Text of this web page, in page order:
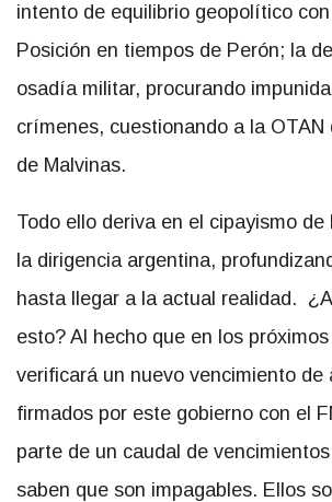
intento de equilibrio geopolítico
Posición en tiempos de Perón; la
osadía militar, procurando
crímenes, cuestionando a la OTAN
de Malvinas.
Todo ello deriva en el cipayismo
la dirigencia argentina,
hasta llegar a la actual realidad.
esto? Al hecho que en los
verificará un nuevo vencimiento de
firmados por este gobierno con el
parte de un caudal de
saben que son impagables. Ellos